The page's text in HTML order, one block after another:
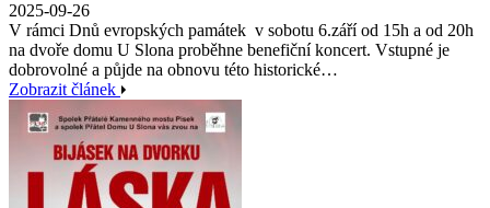
2025-09-26
V rámci Dnů evropských památek v sobotu 6.září od 15h a od 20h
na dvoře domu U Slona proběhne benefiční koncert. Vstupné je
dobrovolné a půjde na obnovu této historické…
Zobrazit článek